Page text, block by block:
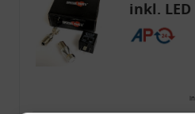
inkl.
CF 14